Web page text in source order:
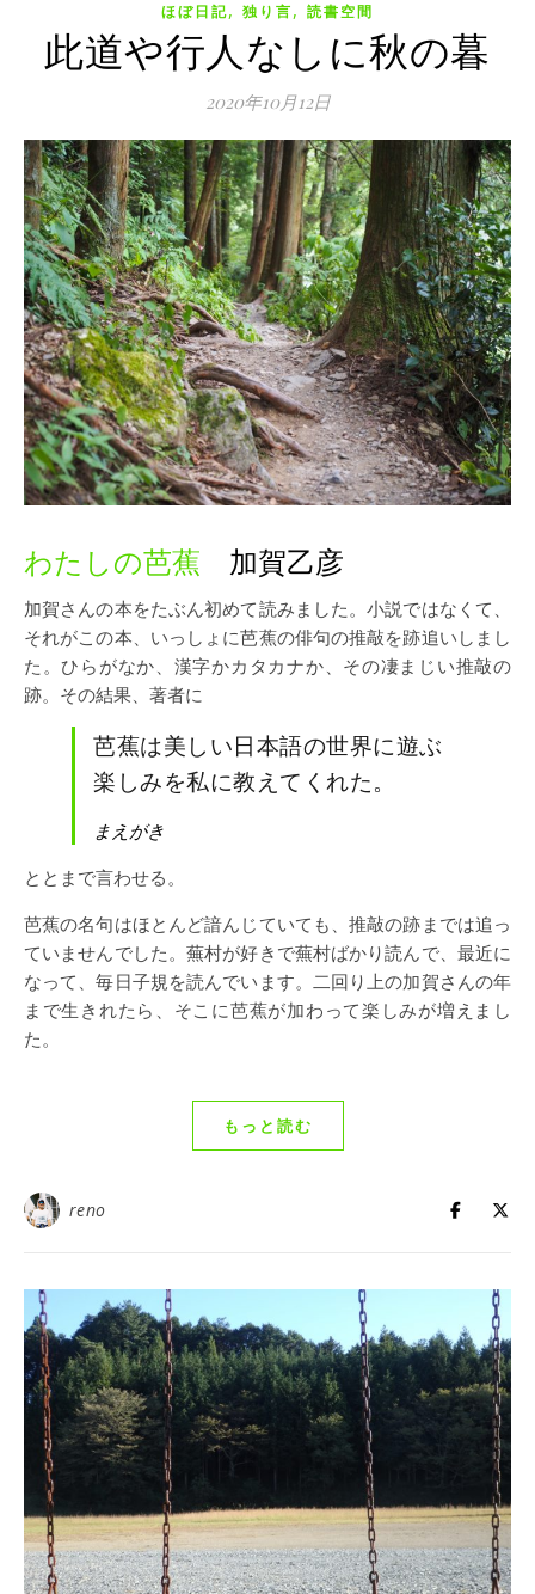
ほぼ日記, 独り言, 読書空間
此道や行人なしに秋の暮
2020年10月12日
わたしの芭蕉 加賀乙彦
加賀さんの本をたぶん初めて読みました。小説ではなくて、
それがこの本、いっしょに芭蕉の俳句の推敲を跡追いしまし
た。ひらがなか、漢字かカタカナか、その凄まじい推敲の
跡。その結果、著者に
芭蕉は美しい日本語の世界に遊ぶ
楽しみを私に教えてくれた。
まえがき
ととまで言わせる。
芭蕉の名句はほとんど諳んじていても、推敲の跡までは追っ
ていませんでした。蕪村が好きで蕪村ばかり読んで、最近に
なって、毎日子規を読んでいます。二回り上の加賀さんの年
まで生きれたら、そこに芭蕉が加わって楽しみが増えまし
た。
もっと読む
reno